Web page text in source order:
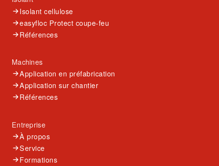
Isolant cellulose
easyfloc Protect coupe-feu
Références
Machines
Application en préfabrication
Application sur chantier
Références
Entreprise
À propos
Service
Formations